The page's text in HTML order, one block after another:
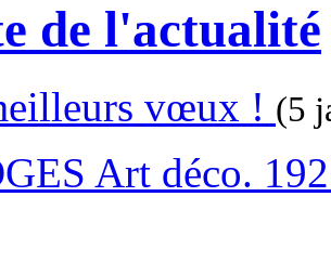
de l'actualité
vœux ! (5
Art déco.